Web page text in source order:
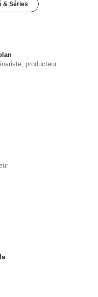
& Séries
producteur